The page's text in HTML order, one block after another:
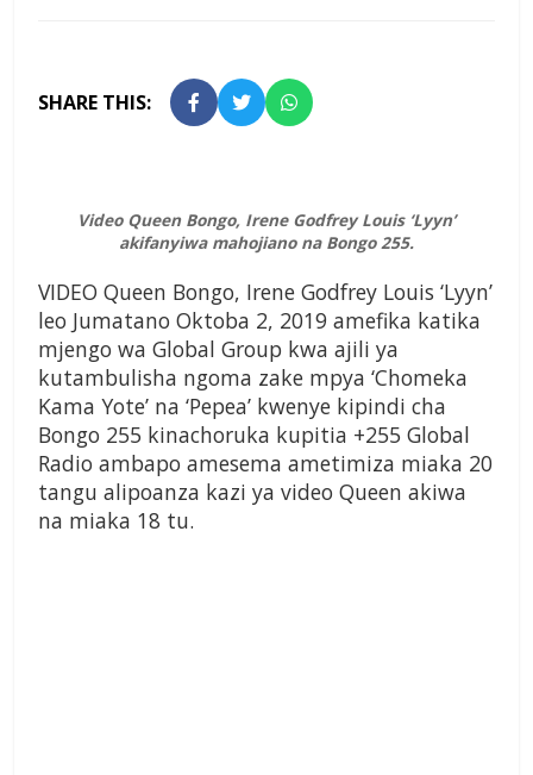
SHARE THIS:
Video Queen Bongo, Irene Godfrey Louis ‘Lyyn’
akifanyiwa mahojiano na Bongo 255.
VIDEO Queen Bongo, Irene Godfrey Louis ‘Lyyn’
leo Jumatano Oktoba 2, 2019 amefika katika
mjengo wa Global Group kwa ajili ya
kutambulisha ngoma zake mpya ‘Chomeka
Kama Yote’ na ‘Pepea’ kwenye kipindi cha
Bongo 255 kinachoruka kupitia +255 Global
Radio ambapo amesema ametimiza miaka 20
tangu alipoanza kazi ya video Queen akiwa
na miaka 18 tu.